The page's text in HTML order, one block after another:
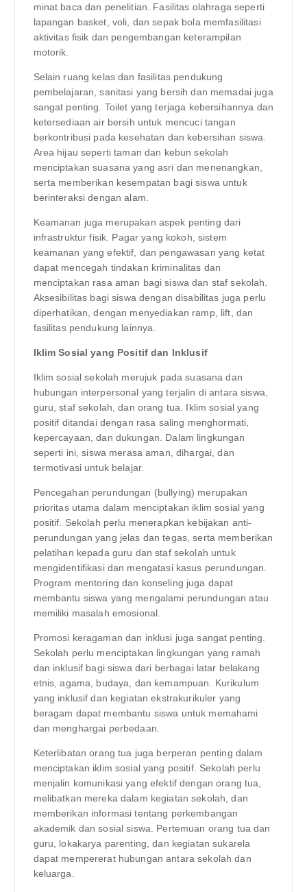
minat baca dan penelitian. Fasilitas olahraga seperti
lapangan basket, voli, dan sepak bola memfasilitasi
aktivitas fisik dan pengembangan keterampilan
motorik.
Selain ruang kelas dan fasilitas pendukung
pembelajaran, sanitasi yang bersih dan memadai juga
sangat penting. Toilet yang terjaga kebersihannya dan
ketersediaan air bersih untuk mencuci tangan
berkontribusi pada kesehatan dan kebersihan siswa.
Area hijau seperti taman dan kebun sekolah
menciptakan suasana yang asri dan menenangkan,
serta memberikan kesempatan bagi siswa untuk
berinteraksi dengan alam.
Keamanan juga merupakan aspek penting dari
infrastruktur fisik. Pagar yang kokoh, sistem
keamanan yang efektif, dan pengawasan yang ketat
dapat mencegah tindakan kriminalitas dan
menciptakan rasa aman bagi siswa dan staf sekolah.
Aksesibilitas bagi siswa dengan disabilitas juga perlu
diperhatikan, dengan menyediakan ramp, lift, dan
fasilitas pendukung lainnya.
Iklim Sosial yang Positif dan Inklusif
Iklim sosial sekolah merujuk pada suasana dan
hubungan interpersonal yang terjalin di antara siswa,
guru, staf sekolah, dan orang tua. Iklim sosial yang
positif ditandai dengan rasa saling menghormati,
kepercayaan, dan dukungan. Dalam lingkungan
seperti ini, siswa merasa aman, dihargai, dan
termotivasi untuk belajar.
Pencegahan perundungan (bullying) merupakan
prioritas utama dalam menciptakan iklim sosial yang
positif. Sekolah perlu menerapkan kebijakan anti-
perundungan yang jelas dan tegas, serta memberikan
pelatihan kepada guru dan staf sekolah untuk
mengidentifikasi dan mengatasi kasus perundungan.
Program mentoring dan konseling juga dapat
membantu siswa yang mengalami perundungan atau
memiliki masalah emosional.
Promosi keragaman dan inklusi juga sangat penting.
Sekolah perlu menciptakan lingkungan yang ramah
dan inklusif bagi siswa dari berbagai latar belakang
etnis, agama, budaya, dan kemampuan. Kurikulum
yang inklusif dan kegiatan ekstrakurikuler yang
beragam dapat membantu siswa untuk memahami
dan menghargai perbedaan.
Keterlibatan orang tua juga berperan penting dalam
menciptakan iklim sosial yang positif. Sekolah perlu
menjalin komunikasi yang efektif dengan orang tua,
melibatkan mereka dalam kegiatan sekolah, dan
memberikan informasi tentang perkembangan
akademik dan sosial siswa. Pertemuan orang tua dan
guru, lokakarya parenting, dan kegiatan sukarela
dapat mempererat hubungan antara sekolah dan
keluarga.